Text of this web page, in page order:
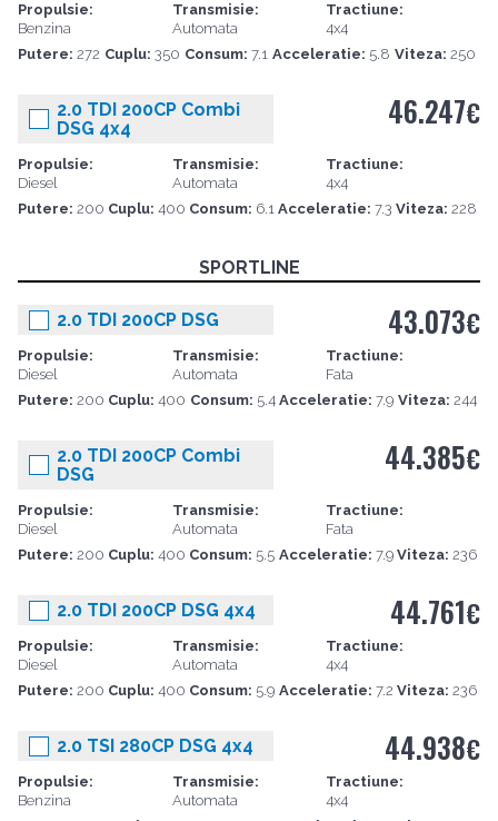
Propulsie:
Benzina
Transmisie:
Automata
Tractiune:
4x4
Putere: 272 Cuplu: 350 Consum: 7.1 Acceleratie: 5.8 Viteza: 250
2.0 TDI 200CP Combi
DSG 4x4
Propulsie:
Diesel
Transmisie:
Automata
Tractiune:
4x4
Putere: 200 Cuplu: 400 Consum: 6.1 Acceleratie: 7.3 Viteza: 228
46.247€
SPORTLINE
2.0 TDI 200CP DSG
Propulsie:
Diesel
Transmisie:
Automata
Tractiune:
Fata
Putere: 200 Cuplu:400 Consum: 5.4 Acceleratie:7.9 Viteza: 244
43.073€
2.0 TDI 200CP Combi
DSG
Propulsie:
Diesel
Transmisie:
Automata
Tractiune:
Fata
Putere: 200 Cuplu:400 Consum: 5.5 Acceleratie: 7.9 Viteza: 236
44.385€
2.0 TDI 200CP DSG 4x4
Propulsie:
Diesel
Transmisie:
Automata
Tractiune:
4x4
Putere: 200 Cuplu:400 Consum: 5.9 Acceleratie: 7.2 Viteza: 236
44.761€
2.0 TSI 280CP DSG 4x4
Propulsie:
Benzina
Transmisie:
Automata
Tractiune:
4x4
44.938€